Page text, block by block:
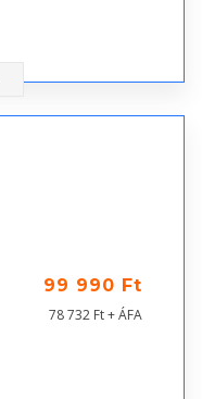
99 990 Ft
78 732 Ft + ÁFA